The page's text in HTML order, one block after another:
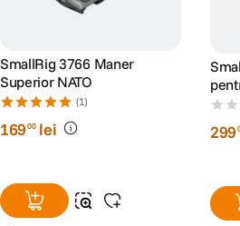
SmallRig 3766 Maner
Superior NATO
(1)
16900 lei 299